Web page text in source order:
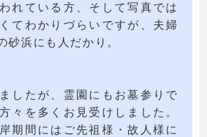
れている方、そして写真では
てわかりづらいですが、夫婦
砂浜にも人だかり。
したが、霊園にもお墓参りで
々を多くお見受けしました。
期間にはご先祖様・故人様に